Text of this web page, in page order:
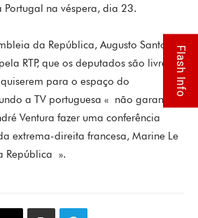
Portugal na véspera, dia 23.
da República, Augusto Santos
RTP, que os deputados são livres
para o espaço do
a TV portuguesa « não garantiu
Ventura fazer uma conferência
extrema-direita francesa, Marine Le
República ».
Flash Info